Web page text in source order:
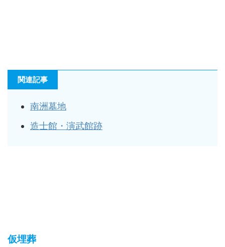
関連記事
南洲墓地
造士館・演武館跡
仮埋葬